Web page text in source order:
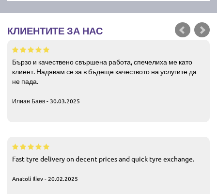
КЛИЕНТИТЕ ЗА НАС
Бързо и качествено свършена работа, спечелиха ме като
клиент. Надявам се за в бъдеще качеството на услугите да
не пада.
Илиан Баев - 30.03.2025
Fast tyre delivery on decent prices and quick tyre exchange.
Anatoli Iliev - 20.02.2025